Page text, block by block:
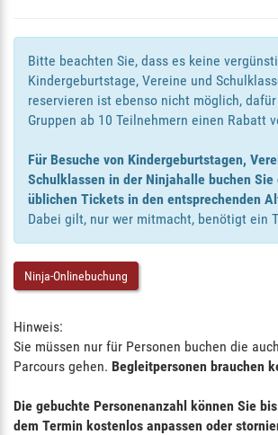
Bitte beachten Sie, dass es keine
Kindergeburtstage, Vereine und
reservieren ist ebenso nicht möglich,
Gruppen ab 10 Teilnehmern einen Rabatt
Für Besuche von Kindergeburtstagen,
Schulklassen in der Ninjahalle buchen
üblichen Tickets in den entsprechenden
Dabei gilt, nur wer mitmacht, benötigt ein
Ninja-Onlinebuchung
Hinweis:
Sie müssen nur für Personen buchen die
Parcours gehen. Begleitpersonen brauchen
Die gebuchte Personenanzahl können Sie
dem Termin kostenlos anpassen oder